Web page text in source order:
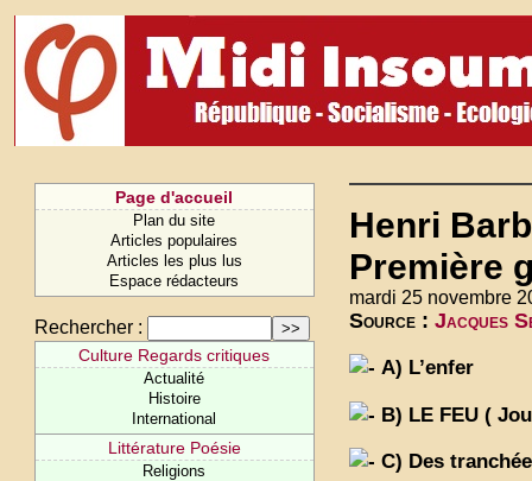
Page d'accueil
Plan du site
Articles populaires
Articles les plus lus
Espace rédacteurs
Rechercher :
Culture Regards critiques
Actualité
Histoire
International
Littérature Poésie
Religions
Henri
Première
mardi 25 novembre
Source : Jacques
A) L’enfer
B) LE FEU (
C) Des